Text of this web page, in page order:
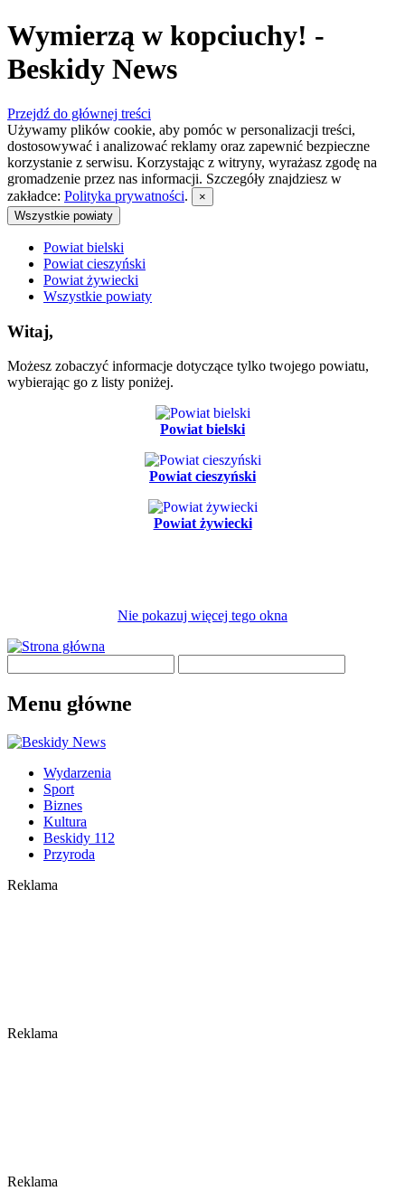
Wymierzą w kopciuchy! -
Beskidy News
Przejdź do głównej treści
Używamy plików cookie, aby pomóc w personalizacji treści,
dostosowywać i analizować reklamy oraz zapewnić bezpieczne
korzystanie z serwisu. Korzystając z witryny, wyrażasz zgodę na
gromadzenie przez nas informacji. Szczegóły znajdziesz w
zakładce: Polityka prywatności.
×
Wszystkie powiaty
Powiat bielski
Powiat cieszyński
Powiat żywiecki
Wszystkie powiaty
Witaj,
Możesz zobaczyć informacje dotyczące tylko twojego powiatu,
wybierając go z listy poniżej.
Powiat bielski
Powiat cieszyński
Powiat żywiecki
Nie pokazuj więcej tego okna
Menu główne
Wydarzenia
Sport
Biznes
Kultura
Beskidy 112
Przyroda
Reklama
Reklama
Reklama